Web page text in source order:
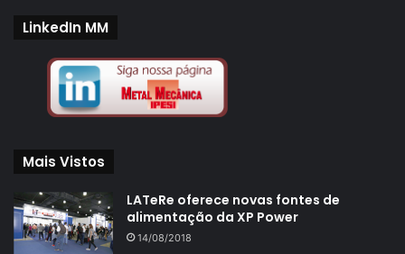
LinkedIn MM
Mais Vistos
LATeRe oferece novas fontes de
alimentação da XP Power
14/08/2018